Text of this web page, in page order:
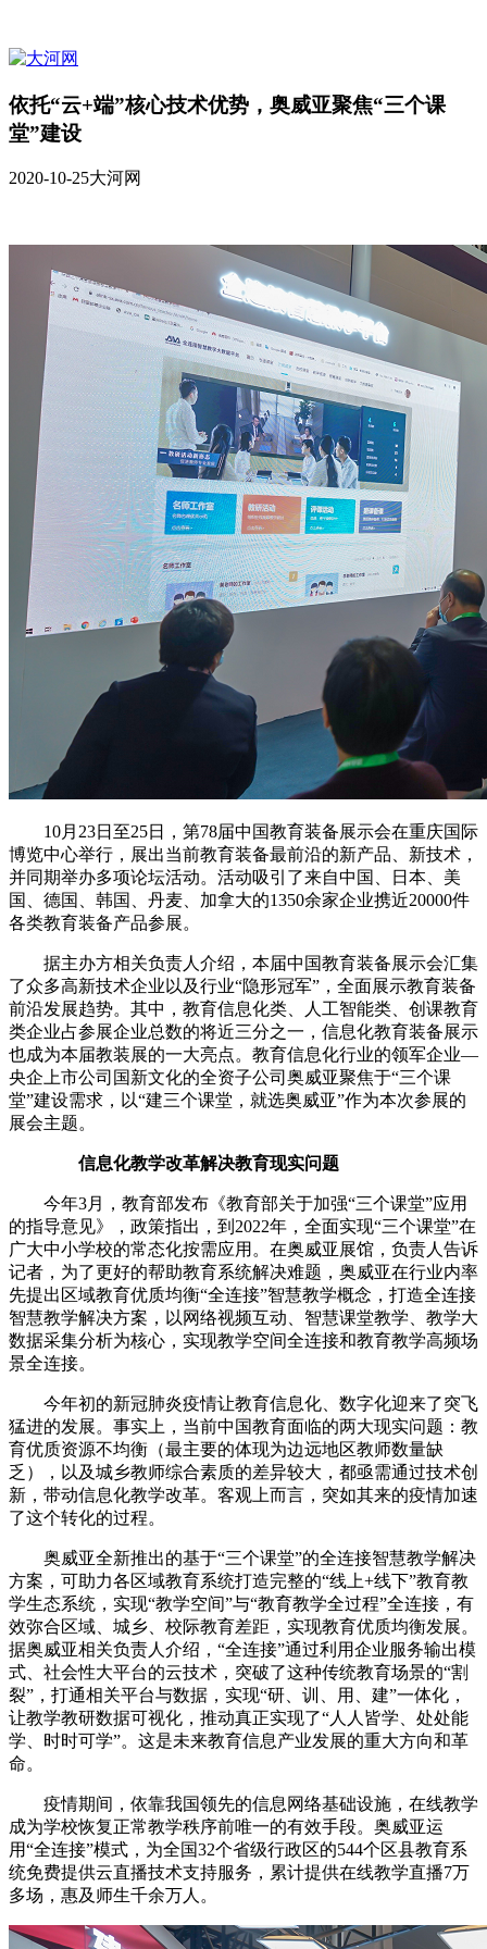
依托“云+端”核心技术优势，奥威亚聚焦“三个课
堂”建设
2020-10-25大河网
10月23日至25日，第78届中国教育装备展示会在重庆国际
博览中心举行，展出当前教育装备最前沿的新产品、新技术，
并同期举办多项论坛活动。活动吸引了来自中国、日本、美
国、德国、韩国、丹麦、加拿大的1350余家企业携近20000件
各类教育装备产品参展。
据主办方相关负责人介绍，本届中国教育装备展示会汇集
了众多高新技术企业以及行业“隐形冠军”，全面展示教育装备
前沿发展趋势。其中，教育信息化类、人工智能类、创课教育
类企业占参展企业总数的将近三分之一，信息化教育装备展示
也成为本届教装展的一大亮点。教育信息化行业的领军企业—
央企上市公司国新文化的全资子公司奥威亚聚焦于“三个课
堂”建设需求，以“建三个课堂，就选奥威亚”作为本次参展的
展会主题。
信息化教学改革解决教育现实问题
今年3月，教育部发布《教育部关于加强“三个课堂”应用
的指导意见》，政策指出，到2022年，全面实现“三个课堂”在
广大中小学校的常态化按需应用。在奥威亚展馆，负责人告诉
记者，为了更好的帮助教育系统解决难题，奥威亚在行业内率
先提出区域教育优质均衡“全连接”智慧教学概念，打造全连接
智慧教学解决方案，以网络视频互动、智慧课堂教学、教学大
数据采集分析为核心，实现教学空间全连接和教育教学高频场
景全连接。
今年初的新冠肺炎疫情让教育信息化、数字化迎来了突飞
猛进的发展。事实上，当前中国教育面临的两大现实问题：教
育优质资源不均衡（最主要的体现为边远地区教师数量缺
乏），以及城乡教师综合素质的差异较大，都亟需通过技术创
新，带动信息化教学改革。客观上而言，突如其来的疫情加速
了这个转化的过程。
奥威亚全新推出的基于“三个课堂”的全连接智慧教学解决
方案，可助力各区域教育系统打造完整的“线上+线下”教育教
学生态系统，实现“教学空间”与“教育教学全过程”全连接，有
效弥合区域、城乡、校际教育差距，实现教育优质均衡发展。
据奥威亚相关负责人介绍，“全连接”通过利用企业服务输出模
式、社会性大平台的云技术，突破了这种传统教育场景的“割
裂”，打通相关平台与数据，实现“研、训、用、建”一体化，
让教学教研数据可视化，推动真正实现了“人人皆学、处处能
学、时时可学”。这是未来教育信息产业发展的重大方向和革
命。
疫情期间，依靠我国领先的信息网络基础设施，在线教学
成为学校恢复正常教学秩序前唯一的有效手段。奥威亚运
用“全连接”模式，为全国32个省级行政区的544个区县教育系
统免费提供云直播技术支持服务，累计提供在线教学直播7万
多场，惠及师生千余万人。